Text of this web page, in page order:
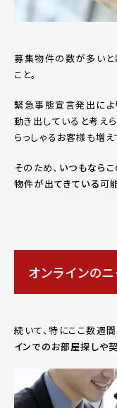
募集物件の数が多いと
こと。
緊急事態宣言発出によ
動き出していると考え
らっしゃるお客様も増え
そのため、 いつもなら
物件が出てきている可
オンラインの
続いて、特にここ数週
インでのお部屋探しや契